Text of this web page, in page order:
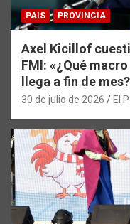
PAIS PROVINCIA
Axel Kicillof
FMI: «¿Qué
llega a fin de
30 de julio de 2026 El